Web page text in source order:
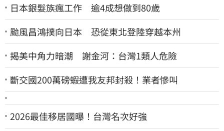
日本銀髮族瘋工作 逾4成想做到80歲
颱風昌鴻撲向日本 恐從東北登陸穿越本州
揭美中角力暗潮 謝金河：台灣1類人危險
斷交國200萬磅蝦遭我友邦封殺！業者慘叫
2026最佳移居國曝！台灣名次好強